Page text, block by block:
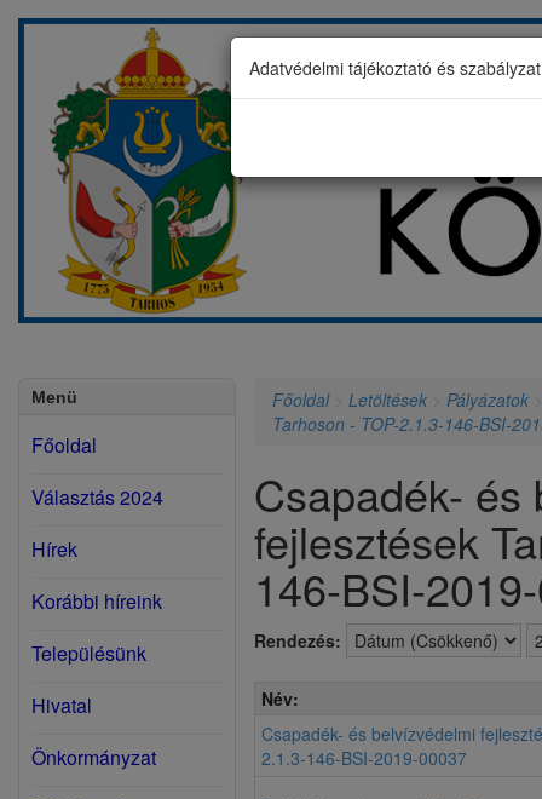
Menü
Főoldal
Választás 2024
Hírek
Korábbi híreink
Településünk
Hivatal
Önkormányzat
Főoldal> Letöltések Pályázatok
Tarhoson - TOP-2.1.3-146-BSI-
Csapadék- és
fejlesztések
146-BSI-
Rendezés:
Név:
Csapadék- és belvízvédelmi
2.1.3-146-BSI-2019-00037
Adatvédelmi tájékoztató és